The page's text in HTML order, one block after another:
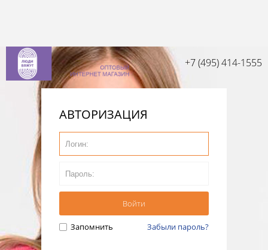
+7 (495) 414-1555
АВТОРИЗАЦИЯ
Запомнить Забыли пароль?